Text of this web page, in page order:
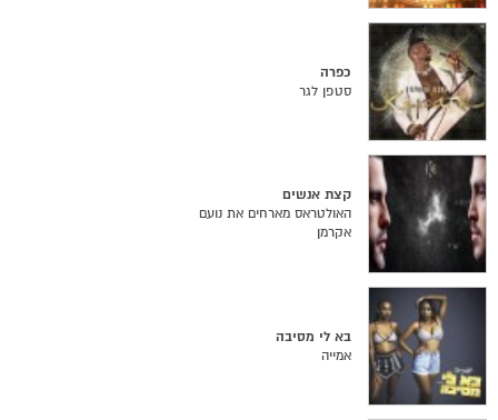
כפרה
סטפן לגר
קצת אנשים
האולטראס מארחים את נועם
אקרמן
בא לי מסיבה
אמייה